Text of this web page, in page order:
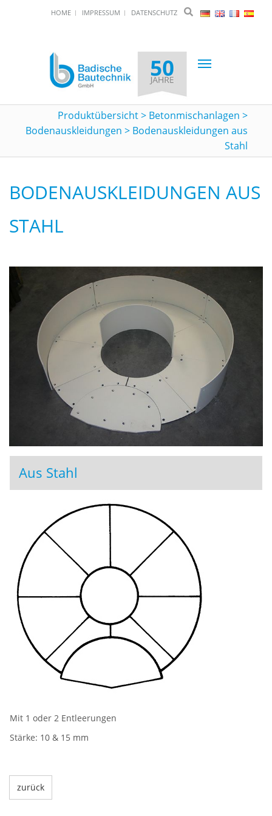
HOME IMPRESSUM DATENSCHUTZ
Toggle
Produktübersicht> Betonmischanlagen >
Bodenauskleidungen > Bodenauskleidungen aus
Stahl
BODENAUSKLEIDUNGEN AUS
STAHL
Aus Stahl
Mit 1 oder 2 Entleerungen
Stärke: 10 & 15 mm
zurück